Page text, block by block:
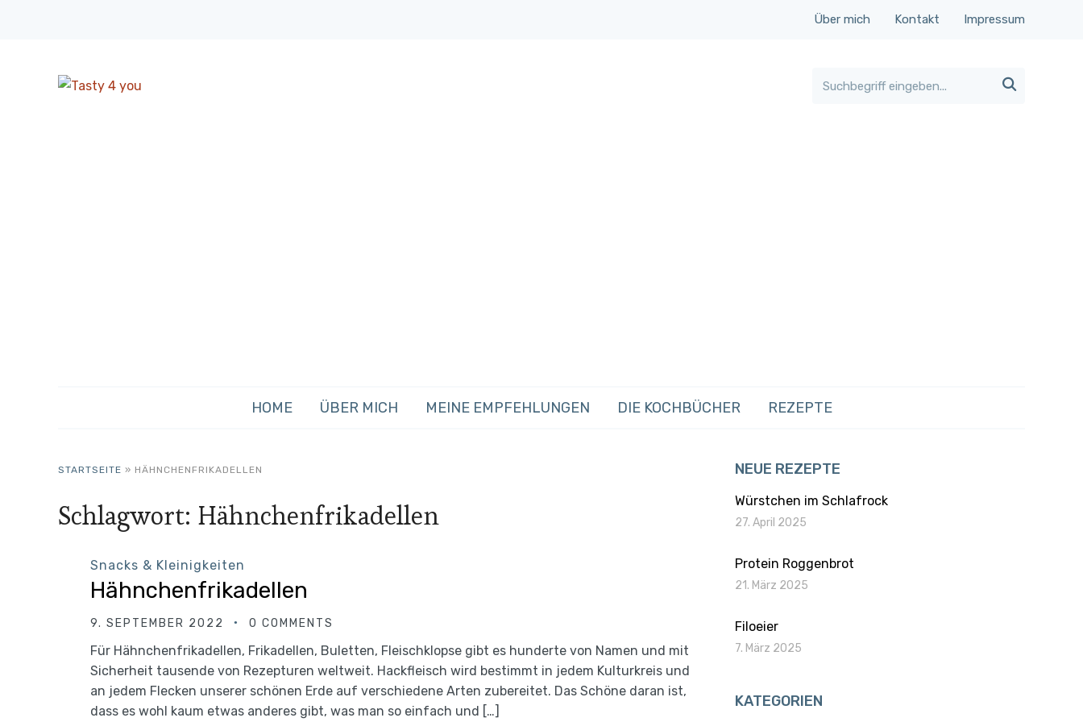
Über mich Kontakt Impressum

HOME ÜBER MICH MEINE EMPFEHLUNGEN DIE KOCHBÜCHER REZEPTE
STARTSEITE » HÄHNCHENFRIKADELLEN
Schlagwort: Hähnchenfrikadellen
Snacks & Kleinigkeiten
Hähnchenfrikadellen
9. SEPTEMBER 2022 0 COMMENTS
Für Hähnchenfrikadellen, Frikadellen, Buletten, Fleischklopse gibt es hunderte von Namen und mit
Sicherheit tausende von Rezepturen weltweit. Hackfleisch wird bestimmt in jedem Kulturkreis und
an jedem Flecken unserer schönen Erde auf verschiedene Arten zubereitet. Das Schöne daran ist,
dass es wohl kaum etwas anderes gibt, was man so einfach und […]
NEUE REZEPTE
Würstchen im Schlafrock
27. April 2025
Protein Roggenbrot
21. März 2025
Filoeier
7. März 2025
KATEGORIEN